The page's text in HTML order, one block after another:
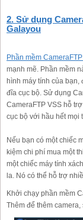
2. Sử dụng
Galayou
Phần mềm
mạnh mẽ. Phần mềm
hình máy tính của bạn,
đĩa cục bộ. Sử dụng
CameraFTP VSS hỗ
cục bộ với hầu hết mọi
Nếu bạn có một chiếc
kiệm chi phí mua một
một chiếc máy tính
la. Nó có thể hỗ trợ
Khởi chạy phần mềm
Thêm để thêm